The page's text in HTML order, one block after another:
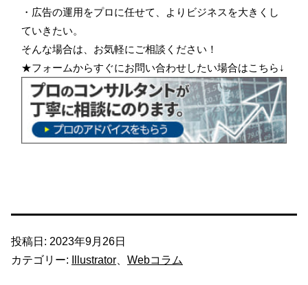
・広告の運用をプロに任せて、よりビジネスを大きくし
ていきたい。
そんな場合は、お気軽にご相談ください！
★フォームからすぐにお問い合わせしたい場合はこちら↓
投稿日: 2023年9月26日
カテゴリー:
Illustrator Webコラム